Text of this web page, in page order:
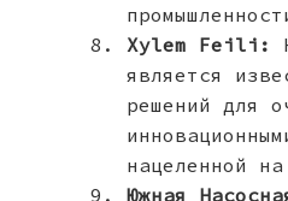
Xylem Feili:
является
решений для
нацеленной
Южная